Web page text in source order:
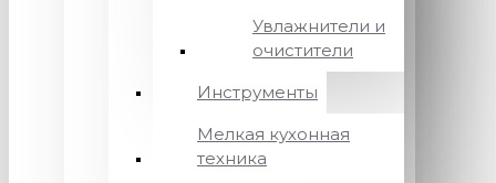
Увлажнители и
очистители
Инструменты
Мелкая кухонная
техника